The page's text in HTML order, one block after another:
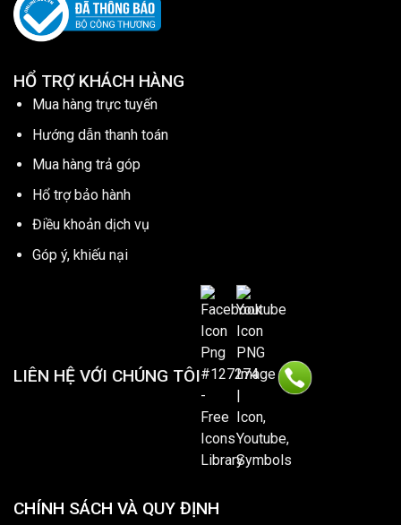
HỔ TRỢ KHÁCH HÀNG
Mua hàng trực tuyến
Hướng dẫn thanh toán
Mua hàng trả góp
Hổ trợ bảo hành
Điều khoản dịch vụ
Góp ý, khiếu nại
LIÊN HỆ VỚI CHÚNG TÔI
CHÍNH SÁCH VÀ QUY ĐỊNH